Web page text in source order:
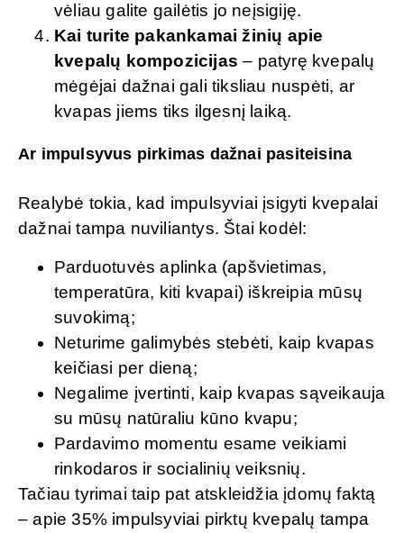
vėliau galite gailėtis jo neįsigiję.
Kai turite pakankamai žinių apie
kvepalų kompozicijas – patyrę kvepalų
mėgėjai dažnai gali tiksliau nuspėti, ar
kvapas jiems tiks ilgesnį laiką.
Ar impulsyvus pirkimas dažnai pasiteisina
Realybė tokia, kad impulsyviai įsigyti kvepalai
dažnai tampa nuviliantys. Štai kodėl:
Parduotuvės aplinka (apšvietimas,
temperatūra, kiti kvapai) iškreipia mūsų
suvokimą;
Neturime galimybės stebėti, kaip kvapas
keičiasi per dieną;
Negalime įvertinti, kaip kvapas sąveikauja
su mūsų natūraliu kūno kvapu;
Pardavimo momentu esame veikiami
rinkodaros ir socialinių veiksnių.
Tačiau tyrimai taip pat atskleidžia įdomų faktą
– apie 35% impulsyviai pirktų kvepalų tampa